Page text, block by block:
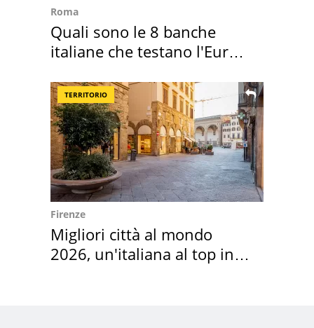
Roma
Quali sono le 8 banche
italiane che testano l'Euro
TERRITORIO
Firenze
Migliori città al mondo
2026, un'italiana al top in